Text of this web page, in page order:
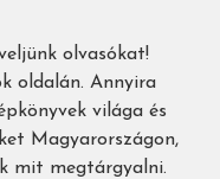
olvasókat!
oldalán. Annyira
világa és
Magyarországon,
mit megtárgyalni.